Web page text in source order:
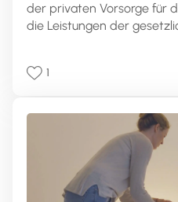
der privaten Vorsorge für
die Leistungen der
Sie alles Wichtige rund um
und wie Sie die passende
1